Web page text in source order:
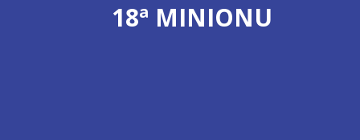
18ª MINIONU